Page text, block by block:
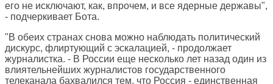
его не исключают, как, впрочем, и все ядерные державы",
- подчеркивает Бота.
"В обеих странах снова можно наблюдать политический
дискурс, флиртующий с эскалацией, - продолжает
журналистка. - В России еще несколько лет назад один из
влиятельнейших журналистов государственного
телеканала бахвалился тем, что Россия - единственная